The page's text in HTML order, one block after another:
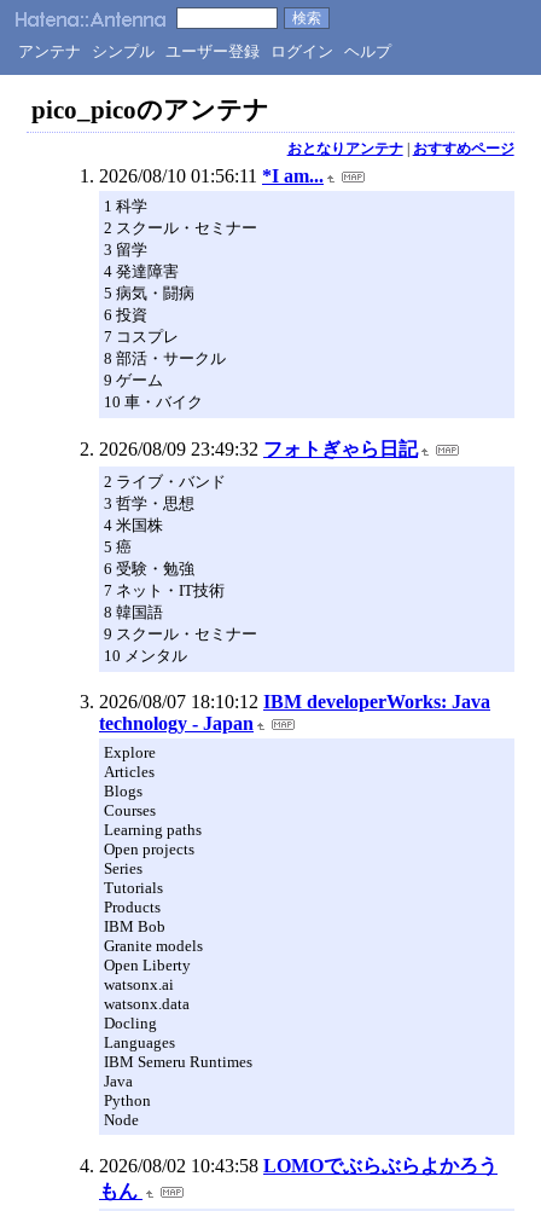
アンテナ シンプル ユーザー登録 ログイン ヘルプ
pico_picoのアンテナ
おとなりアンテナ| おすすめページ
2026/08/10 01:56:11 *I am...
1 科学
2 スクール・セミナー
3 留学
4 発達障害
5 病気・闘病
6 投資
7 コスプレ
8 部活・サークル
9 ゲーム
10 車・バイク
2026/08/09 23:49:32 フォトぎゃら日記
2 ライブ・バンド
3 哲学・思想
4 米国株
5 癌
6 受験・勉強
7 ネット・IT技術
8 韓国語
9 スクール・セミナー
10 メンタル
2026/08/07 18:10:12 IBM developerWorks: Java
technology - Japan
Explore
Articles
Blogs
Courses
Learning paths
Open projects
Series
Tutorials
Products
IBM Bob
Granite models
Open Liberty
watsonx.ai
watsonx.data
Docling
Languages
IBM Semeru Runtimes
Java
Python
Node
2026/08/02 10:43:58 LOMOでぶらぶらよかろう
もん